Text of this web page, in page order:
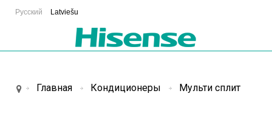
Русский Latviešu
Главная Кондиционеры Мульти сплит